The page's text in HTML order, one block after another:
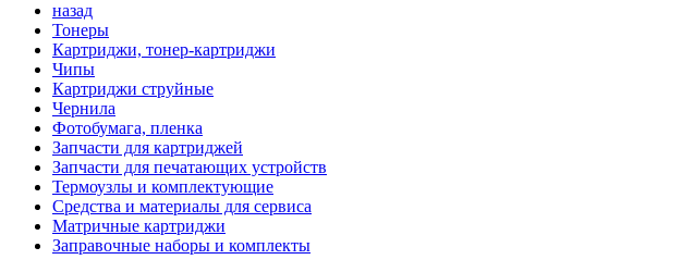
назад
Тонеры
Картриджи, тонер-картриджи
Чипы
Картриджи струйные
Чернила
Фотобумага, пленка
Запчасти для картриджей
Запчасти для печатающих устройств
Термоузлы и комплектующие
Средства и материалы для сервиса
Матричные картриджи
Заправочные наборы и комплекты